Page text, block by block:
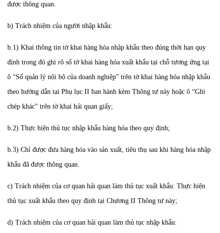
được thông quan.
b) Trách nhiệm của người nhập khẩu:
b.1) Khai thông tin tờ khai hàng hóa nhập khẩu theo đúng thời hạn quy
định trong đó ghi rõ số tờ khai hàng hóa xuất khẩu tại chỗ tương ứng tại
ô “Số quản lý nội bộ của doanh nghiệp” trên tờ khai hàng hóa nhập khẩu
theo hướng dẫn tại Phụ lục II ban hành kèm Thông tư này hoặc ô “Ghi
chép khác” trên tờ khai hải quan giấy;
b.2) Thực hiện thủ tục nhập khẩu hàng hóa theo quy định;
b.3) Chỉ được đưa hàng hóa vào sản xuất, tiêu thụ sau khi hàng hóa nhập
khẩu đã được thông quan.
c) Trách nhiệm của cơ quan hải quan làm thủ tục xuất khẩu: Thực hiện
thủ tục xuất khẩu theo quy định tại Chương II Thông tư này;
d) Trách nhiệm của cơ quan hải quan làm thủ tục nhập khẩu: